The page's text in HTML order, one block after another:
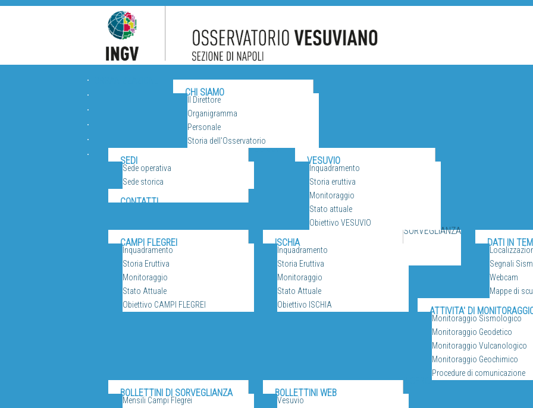
CHI SIAMO
Il Direttore
Organigramma
Personale
Storia dell'Osservatorio
SEDI
Sede operativa
Sede storica
CONTATTI
VULCANI
VESUVIO
Inquadramento
Storia eruttiva
Monitoraggio
Stato attuale
Obiettivo VESUVIO
CAMPI FLEGREI
Inquadramento
Storia Eruttiva
Monitoraggio
Stato Attuale
Obiettivo CAMPI FLEGREI
ISCHIA
Inquadramento
Storia Eruttiva
Monitoraggio
Stato Attuale
Obiettivo ISCHIA
SORVEGLIANZA
DATI IN
Segnali
Webcam
Mappe di
ATTIVITA' DI
Monitoraggio Sismologico
Monitoraggio Geodetico
Monitoraggio Vulcanologico
Monitoraggio Geochimico
Procedure di comunicazione
BOLLETTINI DI SORVEGLIANZA
Mensili Campi Flegrei
BOLLETTINI WEB
Vesuvio
RICERCA